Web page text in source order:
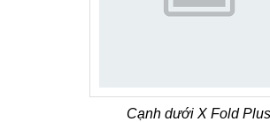
Cạnh dưới X Fold Plus